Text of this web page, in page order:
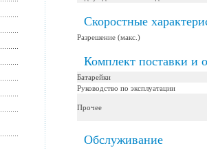
Скоростные
Разрешение (макс.)
Комплект поставки и
Батарейки
Руководство по эксплуатации
Прочее
Обслуживание